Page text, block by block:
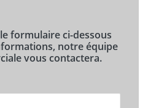
formulaire ci-dessous
notre équipe
vous contactera.